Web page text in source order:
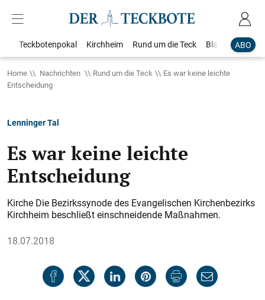
ABO
Teckbotenpokal Kirchheim Rund um die Teck Blaulicht
Home Nachrichten Rund um die Teck
Es war keine leichte
Entscheidung
Lenninger Tal
Es war keine leichte
Entscheidung
Kirche Die Bezirkssynode des Evangelischen Kirchenbezirks
Kirchheim beschließt einschneidende Maßnahmen.
18.07.2018